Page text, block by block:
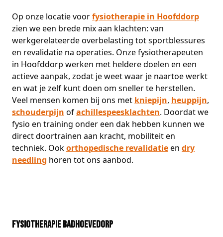
Op onze locatie voorfysiotherapie in Hoofddorp
zien we een brede mix aan klachten: van
werkgerelateerde overbelasting tot sportblessures
en revalidatie na operaties. Onze fysiotherapeuten
in Hoofddorp werken met heldere doelen en een
actieve aanpak, zodat je weet waar je naartoe werkt
en wat je zelf kunt doen om sneller te herstellen.
Veel mensen komen bij ons met kniepijn, heuppijn,
schouderpijn ofachillespeesklachten. Doordat we
fysio en training onder een dak hebben kunnen we
direct doortrainen aan kracht, mobiliteit en
techniek. Ookorthopedische revalidatieen dry
needling horen tot ons aanbod.
Fysiotherapie Badhoevedorp